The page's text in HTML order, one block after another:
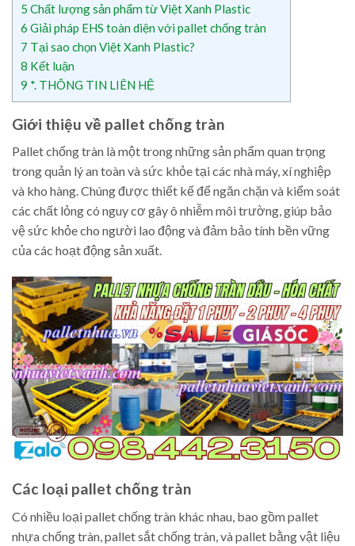
5 Chất lượng sản phẩm từ Việt Xanh Plastic
6 Giải pháp EHS toàn diện với pallet chống tràn
7 Tại sao chọn Việt Xanh Plastic?
8 Kết luận
9 *. THÔNG TIN LIÊN HỆ
Giới thiệu về pallet chống tràn
Pallet chống tràn là một trong những sản phẩm quan trọng
trong quản lý an toàn và sức khỏe tại các nhà máy, xí nghiệp
và kho hàng. Chúng được thiết kế để ngăn chặn và kiểm soát
các chất lỏng có nguy cơ gây ô nhiễm môi trường, giúp bảo
vệ sức khỏe cho người lao động và đảm bảo tính bền vững
của các hoạt động sản xuất.
Các loại pallet chống tràn
Có nhiều loại pallet chống tràn khác nhau, bao gồm pallet
nhựa chống tràn, pallet sắt chống tràn, và pallet bằng vật liệu